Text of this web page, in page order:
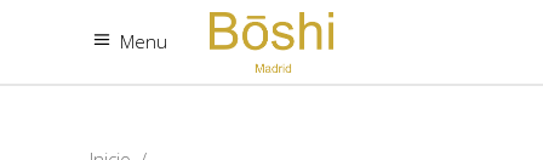
Menu